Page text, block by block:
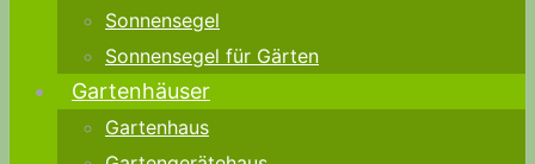
Sonnensegel
Sonnensegel für Gärten
Gartenhäuser
Gartenhaus